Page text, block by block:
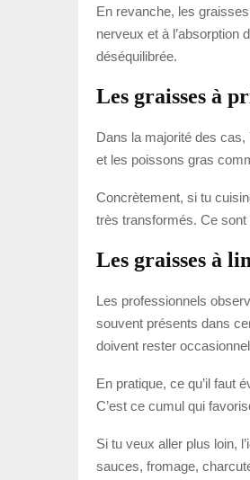
En revanche, les
nerveux et à l’absorption
déséquilibrée.
Les graisses à
Dans la majorité des cas,
et les poissons gras
Concrètement, si tu
très transformés. Ce sont
Les graisses à
Les professionnels
souvent présents dans
doivent rester
En pratique, ce qu’il faut
C’est ce cumul qui
Si tu veux aller plus loin,
sauces, fromage,